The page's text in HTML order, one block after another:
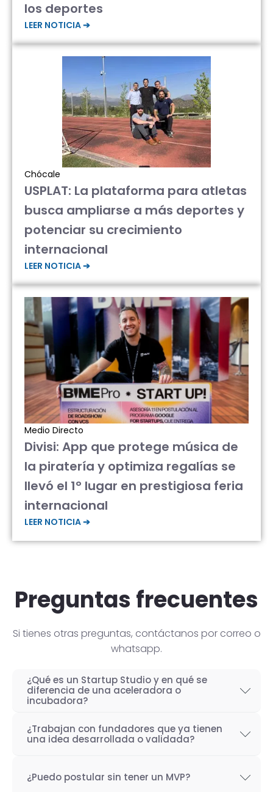
los deportes
LEER NOTICIA ➔
Chócale
USPLAT: La plataforma para atletas
busca ampliarse a más deportes y
potenciar su crecimiento
internacional
LEER NOTICIA ➔
Medio Directo
Divisi: App que protege música de
la piratería y optimiza regalías se
llevó el 1° lugar en prestigiosa feria
internacional
LEER NOTICIA ➔
Preguntas frecuentes
Si tienes otras preguntas, contáctanos por correo o
whatsapp.
¿Qué es un Startup Studio y en qué se
diferencia de una aceleradora o
incubadora?
Un Startup Studio es una organización capaz
de construir startups de manera iterativa,
con experiencia. También se les conoce
¿Trabajan con fundadores que ya tienen
una idea desarrollada o validada?
Startup Studio es lograr un proceso iterativo
¿Puedo postular sin tener un MVP?